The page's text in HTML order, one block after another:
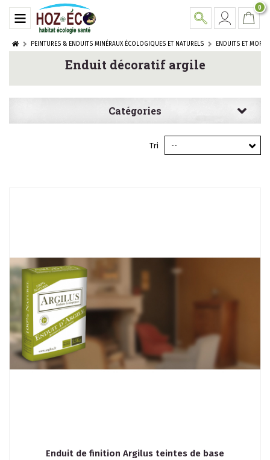
0
PEINTURES & ENDUITS MINÉRAUX ÉCOLOGIQUES ET NATURELS ENDUITS ET
Enduit décoratif argile
Catégories
Tri --
Enduit de finition Argilus teintes de base